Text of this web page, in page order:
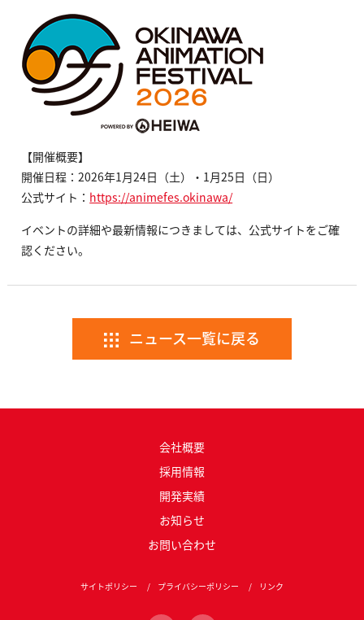
【開催概要】
開催日程：2026年1月24日（土）・1月25日（日）
公式サイト： https://animefes.okinawa/
イベントの詳細や最新情報につきましては、公式サイトをご確
認ください。
ニュース一覧に戻る
会社概要
採用情報
開発実績
お知らせ
お問い合わせ
サイトポリシー プライバシーポリシー リンク